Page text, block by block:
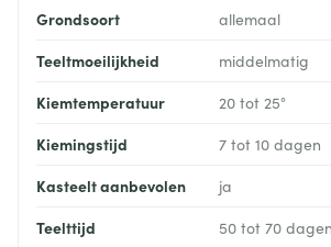
Grondsoort allemaal
Teeltmoeilijkheid middelmatig
Kiemtemperatuur 20 tot 25°
Kiemingstijd 7 tot 10 dagen
Kasteelt aanbevolen ja
Teelttijd 50 tot 70 dagen